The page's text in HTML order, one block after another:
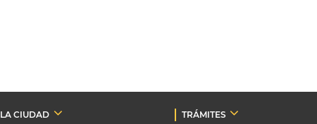
LA CIUDAD TRÁMITES